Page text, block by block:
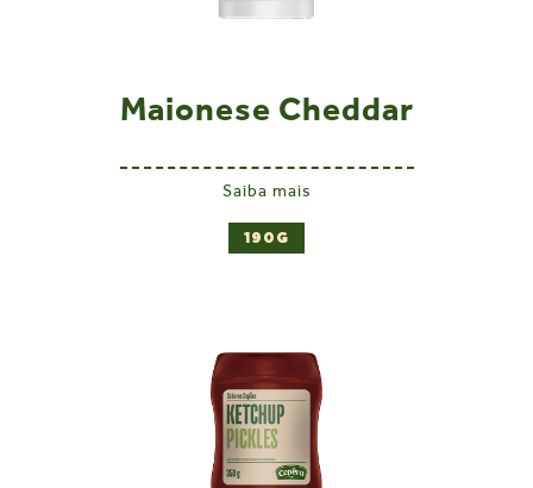
Maionese Cheddar
Saiba mais
190G